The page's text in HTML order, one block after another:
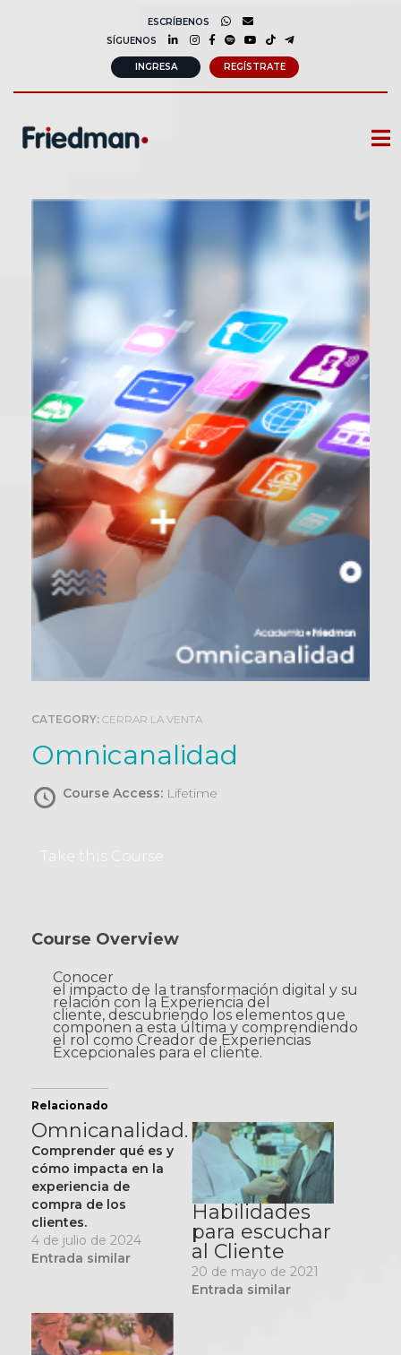
ESCRÍBENOS
SÍGUENOS
INGRESA REGÍSTRATE
COMUNIDAD FRIEDMAN
CONTACTO
0
CATEGORY: CERRAR LA VENTA
Omnicanalidad
Course Access: Lifetime
Take this Course
Course Overview
Conocer
el impacto de la transformación digital y su
relación con la Experiencia del
cliente, descubriendo los elementos que
componen a esta última y comprendiendo
el rol como Creador de Experiencias
Excepcionales para el cliente.
Relacionado
Omnicanalidad.
Comprender qué es y
cómo impacta en la
experiencia de
compra de los
clientes.
4 de julio de 2024
Entrada similar
Habilidades
para escuchar
al Cliente
20 de mayo de 2021
Entrada similar